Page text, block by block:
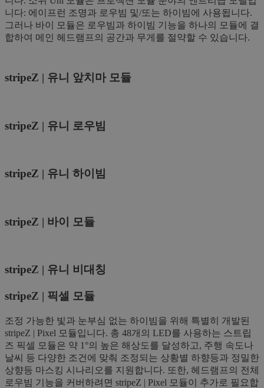
니다: 에이프런 조명과 로우빔 및/또는 하이빔에 사용됩니다.
그러나 바이 모듈은 로우빔과 하이빔 기능을 하나의 모듈에 결
합하여 메인 헤드램프의 공간과 무게를 절약할 수 있습니다.
stripeZ | 유니 앞치마 모듈
stripeZ | 유니 로우빔
stripeZ | 유니 하이빔
stripeZ | 바이 모듈
stripeZ | 유니 비대칭
stripeZ | 픽셀 모듈
조정 가능한 빛과 눈부심 없는 하이빔을 위해 특별히 개발된
stripeZ | Pixel 모듈입니다. 총 48개의 LED를 사용하는 스트립
즈 픽셀 모듈은 약 1°의 높은 해상도를 달성하고, 주행 속도나
날씨 등 다양한 조건에 맞춰 조정되는 상황별 하향등과 정밀한
상향등 마스킹 시나리오를 지원합니다. 또한, 헤드램프의 전체
로우빔 기능을 커버하려면 stripeZ | Pixel 모듈이 추가로 필요합